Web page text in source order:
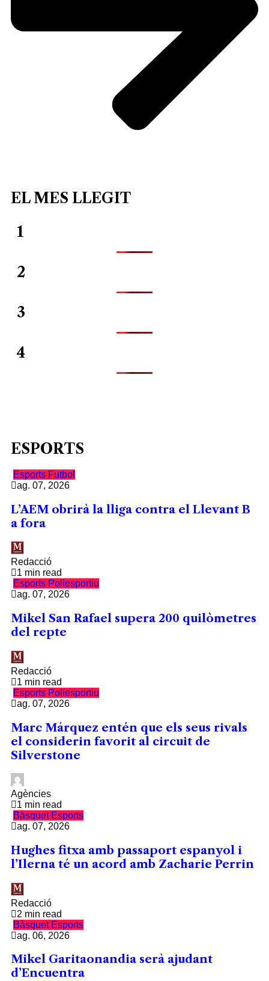
EL MES LLEGIT
1
2
3
4
ESPORTS
Esports Futbol
ag. 07, 2026
L’AEM obrirà la lliga contra el Llevant B
a fora
Redacció
1 min read
Esports Poliesportiu
ag. 07, 2026
Mikel San Rafael supera 200 quilòmetres
del repte
Redacció
1 min read
Esports Poliesportiu
ag. 07, 2026
Marc Márquez entén que els seus rivals
el considerin favorit al circuit de
Silverstone
Agències
1 min read
Bàsquet Esports
ag. 07, 2026
Hughes fitxa amb passaport espanyol i
l’Ilerna té un acord amb Zacharie Perrin
Redacció
2 min read
Bàsquet Esports
ag. 06, 2026
Mikel Garitaonandia serà ajudant
d’Encuentra